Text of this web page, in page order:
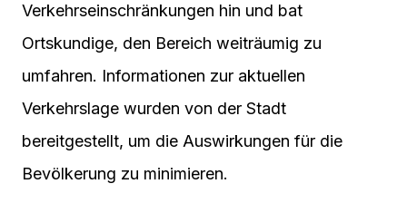
Verkehrseinschränkungen hin und bat
Ortskundige, den Bereich weiträumig zu
umfahren. Informationen zur aktuellen
Verkehrslage wurden von der Stadt
bereitgestellt, um die Auswirkungen für die
Bevölkerung zu minimieren.